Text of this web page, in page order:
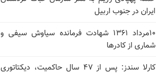
ایران در جنوب اربیل
۱۰مرداد ۱۳۶۱ شهادت فرمانده سیاوش سیفی و
شماری از کادرها
کارلا سندز: پس از ۴۷ سال حاکمیت، دیکتاتوری